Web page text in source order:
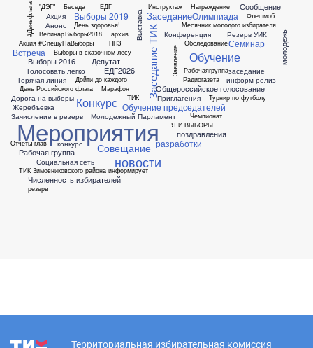
#Деньфлага "ДЭГ"
Акция
Акция #СпешуНаВыборы
Анонс
Беседа
Вебинар
Встреча
Выборы 2016
Выборы 2019
Выборы в сказочном лесу
Выборы2018 Выставка
Голосовать легко
Горячая линия
День Российского флага
День здоровья!
Депутат
Дойти до каждого
Дорога на выборы
ЕДГ
ЕДГ2026
Жеребъевка
Заседание
Заседание ТИК
Зачисление в резерв
Заявление
Инструктаж
Конкурс
Конференция
Марафон
Мероприятия
Месячник молодого избирателя
Молодежный Парламент
Награждение
Обследование
Обучение
Обучение председателей
Общероссийское голосование
Олимпиада
Отчеты глав
ППЗ
Приглагения
Рабочая группа
Рабочаягруппа
Радиогазета
Резерв УИК
Семинар
Совещание
Сообщение
Социальная сеть
ТИК
ТИК Зимовниковского района информирует
Турнир по футболу
Флешмоб
Чемпионат
Численность избирателей
Я И ВЫБОРЫ
архив
заседание
информ-релиз
конкурс
молодежь
новости
поздравления
разработки
резерв
Территориальная избирательная комиссия